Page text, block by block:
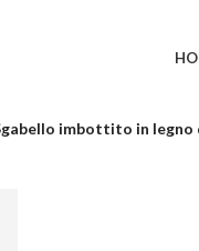
imbottito in legno